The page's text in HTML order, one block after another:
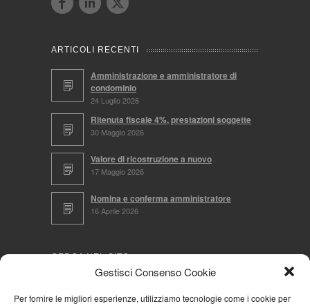
Gestisci Consenso Cookie
Per fornire le migliori esperienze, utilizziamo tecnologie come i cookie per
ARTICOLI RECENTI
Amministrazione e amministratore di
condominio
24 Luglio 2026
Ritenuta fiscale 4%, prestazioni soggette
30 Maggio 2026
Valore di ricostruzione a nuovo
17 Maggio 2026
Nomina e conferma amministratore
16 Aprile 2026
CERCA NEL SITO